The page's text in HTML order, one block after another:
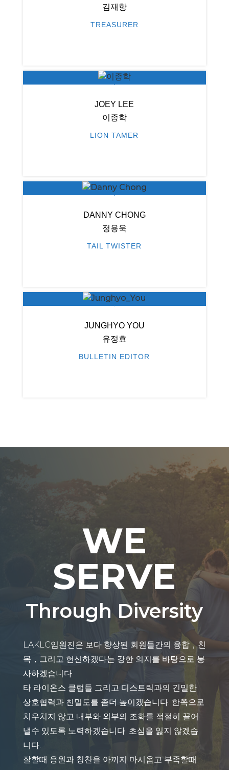
김재항
TREASURER
JOEY LEE
이종학
LION TAMER
DANNY CHONG
정용욱
TAIL TWISTER
JUNGHYO YOU
유정효
BULLETIN EDITOR
WE
SERVE
Through Diversity
LAKLC임원진은 보다 향상된 회원들간의 융합，친
목，그리고 헌신하겠다는 강한 의지를 바탕으로 봉
사하겠습니다.
타 라이온스 클럽들 그리고 디스트릭과의 긴밀한
상호협력과 친밀도를 좀더 높이겠습니다. 한쪽으로
치우치지 않고 내부와 외부의 조화를 적절히 끌어
낼수 있도록 노력하겠습니다. 초심을 잃지 않겠습
니다.
잘할때 응원과 칭찬을 아끼지 마시옵고 부족할때